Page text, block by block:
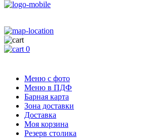
0
Меню с фото
Меню в ПДФ
Барная карта
Зона доставки
Доставка
Моя корзина
Резерв столика